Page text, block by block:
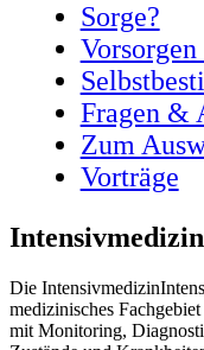
Sorge?
Fragen &
Zum
Vorträge
Intensivmedizin
Die Inten­siv­me­di­zin
medi­zi­ni­sches
mit Moni­to­ring,